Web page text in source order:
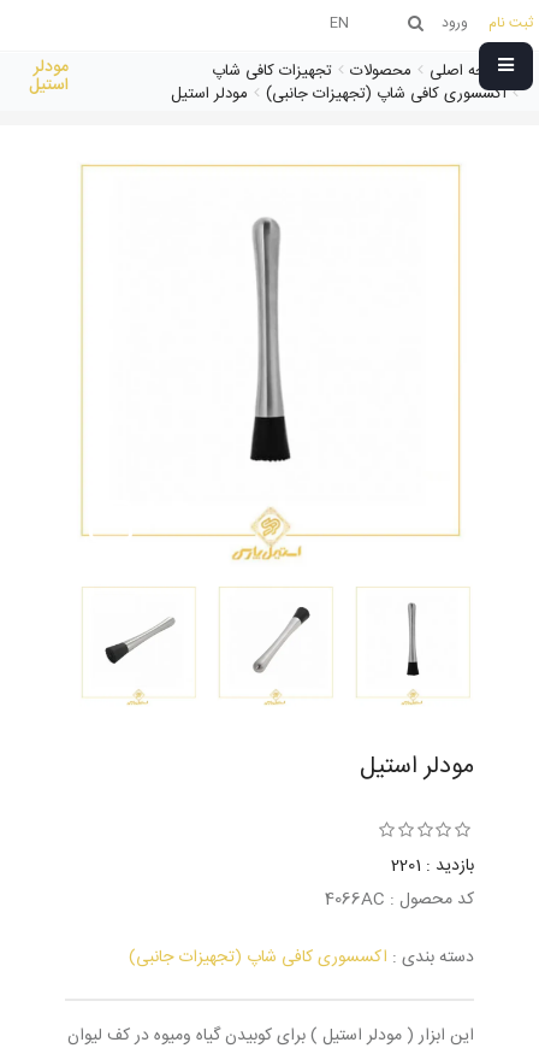
ثبت نام ورود EN
صفحه اصلی محصولات
تجهیزات کافی شاپ
اکسسوری کافی شاپ (تجهیزات جانبی)
مودلر استیل
مودلر
استیل
مودلر استیل
بازدید : 2201
کد محصول : 4066AC
دسته بندی : اکسسوری کافی شاپ (تجهیزات جانبی)
این ابزار ( مودلر استیل ) برای کوبیدن گیاه ومیوه در کف لیوان